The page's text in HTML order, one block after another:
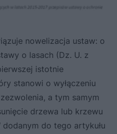
nowelizacja ustaw: o
o lasach (Dz. U. z
istotnie
stanowi o wyłączeniu
a tym samym
drzewa lub krzewu
do tego artykułu